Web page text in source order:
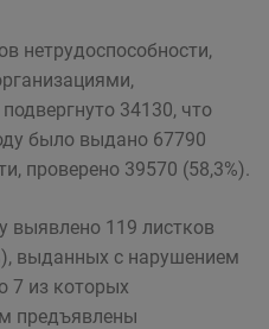
нетрудоспособности,
34130, что
было выдано 67790
проверено 39570 (58,3%).
выявлено 119 листков
выданных с нарушением
7 из которых
предъявлены